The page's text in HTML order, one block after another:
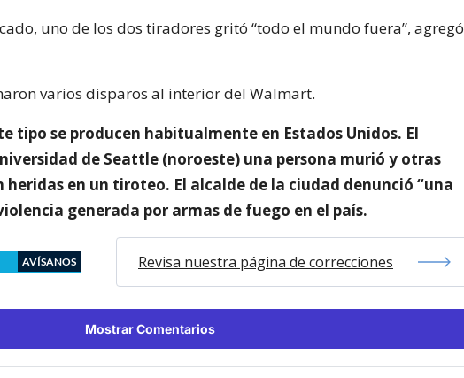
uno de los dos tiradores gritó “todo el mundo fuera”, agregó
varios disparos al interior del Walmart.
tipo se producen habitualmente en Estados Unidos. El
de Seattle (noroeste) una persona murió y otras
heridas en un tiroteo. El alcalde de la ciudad denunció “una
generada por armas de fuego en el país.
AVÍSANOS Revisa nuestra página de correcciones
Mostrar Comentarios